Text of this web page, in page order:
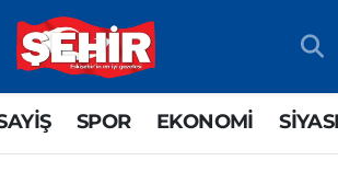
SPOR EKONOMİ
Nöbetçi Eczaneler
Hava Durumu